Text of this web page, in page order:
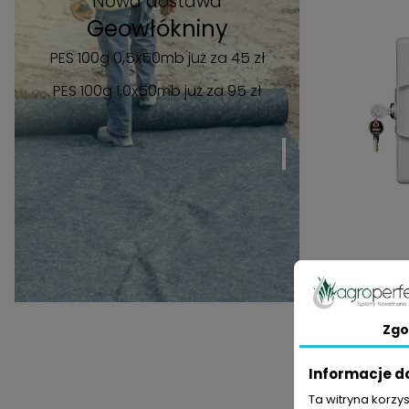
Geowłókniny
PES 100g 0,5x50mb już za 45 zł
PES 100g 1,0x50mbjuż za 95 zł
Informacje
Ta witryna